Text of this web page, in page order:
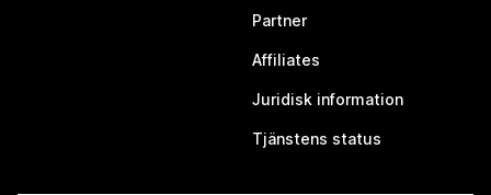
Partner
Affiliates
Juridisk information
Tjänstens status